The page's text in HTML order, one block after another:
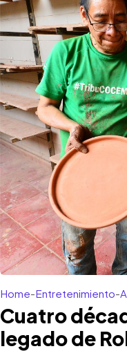
Home-Entretenimiento-
Cuatro
legado de